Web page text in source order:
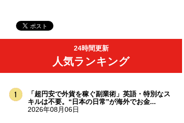
24時間更新
人気ランキング
「超円安で外貨を稼ぐ副業術」英語・特別なス
キルは不要。“日本の日常”が海外でお金...
2026年08月06日